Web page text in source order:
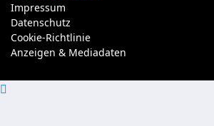
Impressum
Datenschutz
Cookie-Richtlinie
Anzeigen & Mediadaten